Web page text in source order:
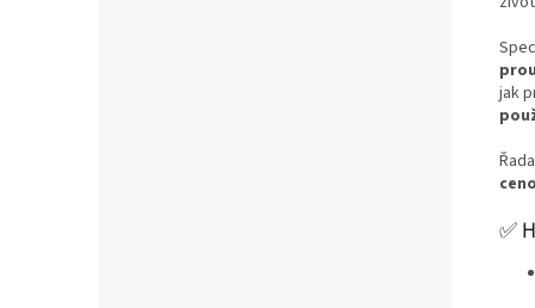
jak
Řada
✅